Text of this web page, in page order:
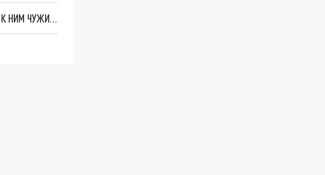
В ПЕТЕРБУРГЕ ТАКСИСТ-МИГРАНТ СНАЧАЛА РАСПУСТИЛ РУКИ, А ПОТОМ ПРИБРАЛ К НИМ ЧУЖИЕ НАУШНИКИ